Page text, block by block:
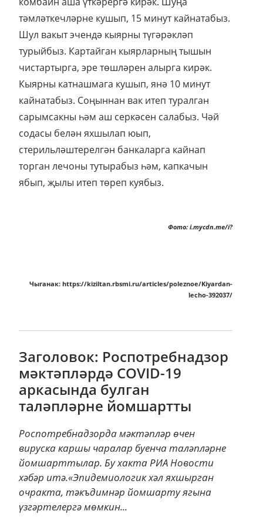
тәмләткечләрне кушып, 15 минут кайнатабыз.
Шул вакыт эчендә кыярны түгәрәкләп
турыйбыз. Картайган кыярларның тышын
чистартырга, эре төшләрен алырга кирәк.
Кыярны катнашмага кушып, янә 10 минут
кайнатабыз. Соңыннан вак итеп туралган
сарымсакны һәм аш серкәсен салабыз. Чәй
содасы белән яхшылап юып,
стерильләштерелгән банкаларга кайнап
торган лечоны тутырабыз һәм, капкачын
ябып, җылы итеп төреп куябыз.
Фото: i.mycdn.me/i?
Чыганак: https://kiziltan.rbsmi.ru/articles/poleznoe/Kiyardan-
lecho-392037/
Заголовок: Роспотребнадзор
мәктәпләрдә COVID-19
аркасында булган
таләпләрне йомшартты
Роспотребнадзорда мәктәпләр өчен
вируска каршы чаралар буенча таләпләрне
йомшарттылар. Бу хакта РИА Новости
хәбәр итә.«Эпидемиологик хәл яхшырган
очракта, тәкъдимнәр йомшарту ягына
үзгәртелергә мөмкин...